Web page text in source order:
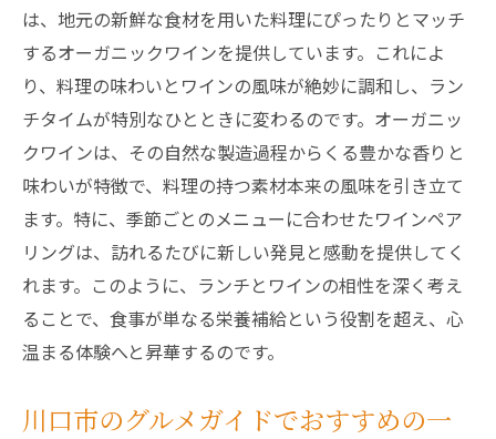
は、地元の新鮮な食材を用いた料理にぴったりとマッチ
するオーガニックワインを提供しています。これによ
り、料理の味わいとワインの風味が絶妙に調和し、ラン
チタイムが特別なひとときに変わるのです。オーガニッ
クワインは、その自然な製造過程からくる豊かな香りと
味わいが特徴で、料理の持つ素材本来の風味を引き立て
ます。特に、季節ごとのメニューに合わせたワインペア
リングは、訪れるたびに新しい発見と感動を提供してく
れます。このように、ランチとワインの相性を深く考え
ることで、食事が単なる栄養補給という役割を超え、心
温まる体験へと昇華するのです。
川口市のグルメガイドでおすすめの一